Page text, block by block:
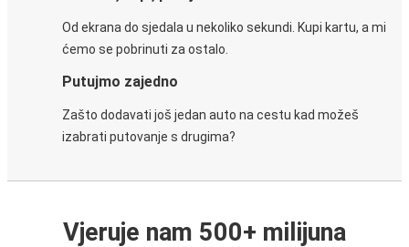
Od ekrana do sjedala u nekoliko sekundi. Kupi kartu, a mi
ćemo se pobrinuti za ostalo.
Putujmo zajedno
Zašto dodavati još jedan auto na cestu kad možeš
izabrati putovanje s drugima?
Vjeruje nam 500+ milijuna